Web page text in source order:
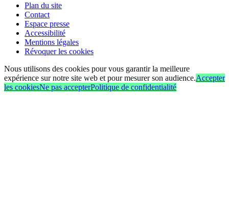
Plan du site
Contact
Espace presse
Accessibilité
Mentions légales
Révoquer les cookies
Nous utilisons des cookies pour vous garantir la meilleure
expérience sur notre site web et pour mesurer son audience.Accepter
les cookiesNe pas accepterPolitique de confidentialité